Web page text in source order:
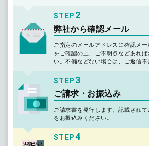
STEP2
弊社から確認メール
ご指定のメールアドレスに確認メ
をご確認の上、ご不明点などあれば
い。不備などない場合は、ご返信不
STEP3
ご請求・お振込み
ご請求書を発行します。記載され
をお振込みください。
STEP4